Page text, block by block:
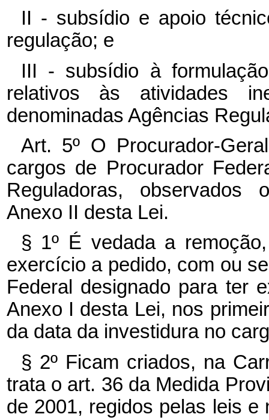
II - subsídio e apoio
regulação; e
III - subsídio à
relativos às atividades
denominadas Agências
Art. 5º O Procurador-
cargos de Procurador
Reguladoras, observados
Anexo II desta Lei.
§ 1º É vedada a
exercício a pedido, com ou
Federal designado para ter
Anexo I desta Lei, nos
da data da investidura no
§ 2º Ficam criados, na
trata o art. 36 da Medida
de 2001, regidos pelas leis